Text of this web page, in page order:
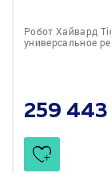
Робот Хайвард
универсальное
259 443